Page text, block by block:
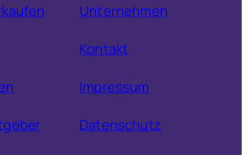
Unternehmen
Kontakt
Impressum
Datenschutz